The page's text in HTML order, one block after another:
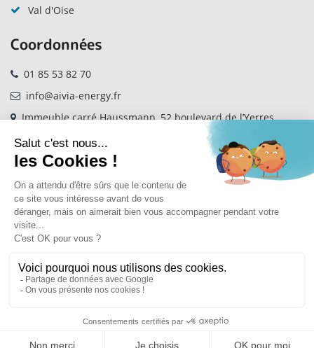
Val d'Oise
Coordonnées
01 85 53 82 70
info@aivia-energy.fr
Immeuble carré Haussmann, 52 boulevard de l’Yerres
AIVIA RECRUTE
Mentions légales